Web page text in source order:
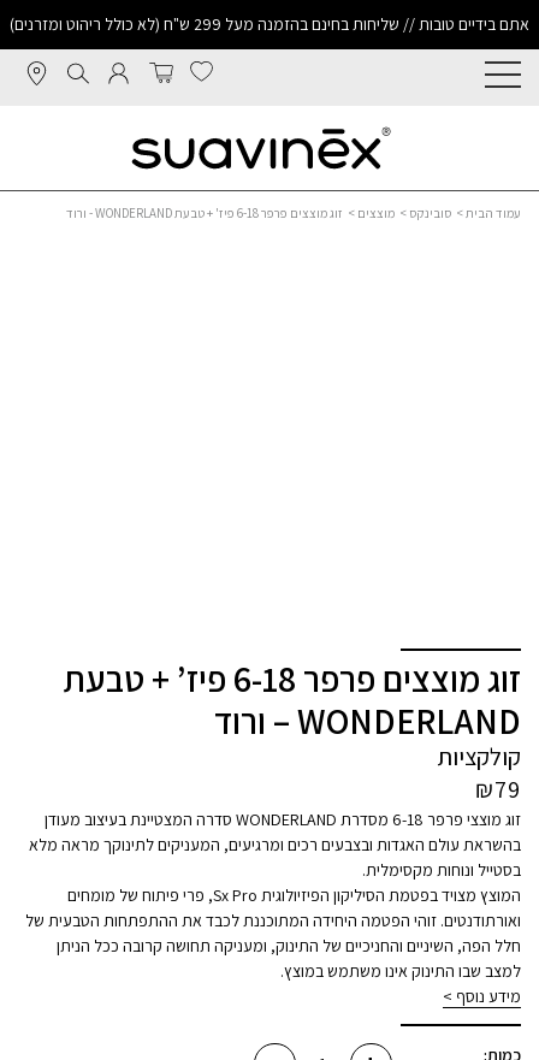
אתם בידיים טובות // שליחות בחינם בהזמנה מעל 299 ש"ח (לא כולל ריהוט ומזרנים)
עמוד הבית> סובינקס > מוצצים > זוג מוצצים פרפר 6-18 פיז' + טבעת WONDERLAND - ורוד
זוג מוצצים פרפר 6-18 פיז’ + טבעת
WONDERLAND – ורוד
קולקציות
₪79
זוג מוצצי פרפר 6-18 מסדרת WONDERLAND סדרה המצטיינת בעיצוב מעודן
בהשראת עולם האגדות ובצבעים רכים ומרגיעים, המעניקים לתינוקך מראה מלא
בסטייל ונוחות מקסימלית.
המוצץ מצויד בפטמת הסיליקון הפיזיולוגית Sx Pro, פרי פיתוח של מומחים
ואורתודנטים. זוהי הפטמה היחידה המתוכננת לכבד את ההתפתחות הטבעית של
חלל הפה, השיניים והחניכיים של התינוק, ומעניקה תחושה קרובה ככל הניתן
למצב שבו התינוק אינו משתמש במוצץ.
מידע נוסף >
כמות: